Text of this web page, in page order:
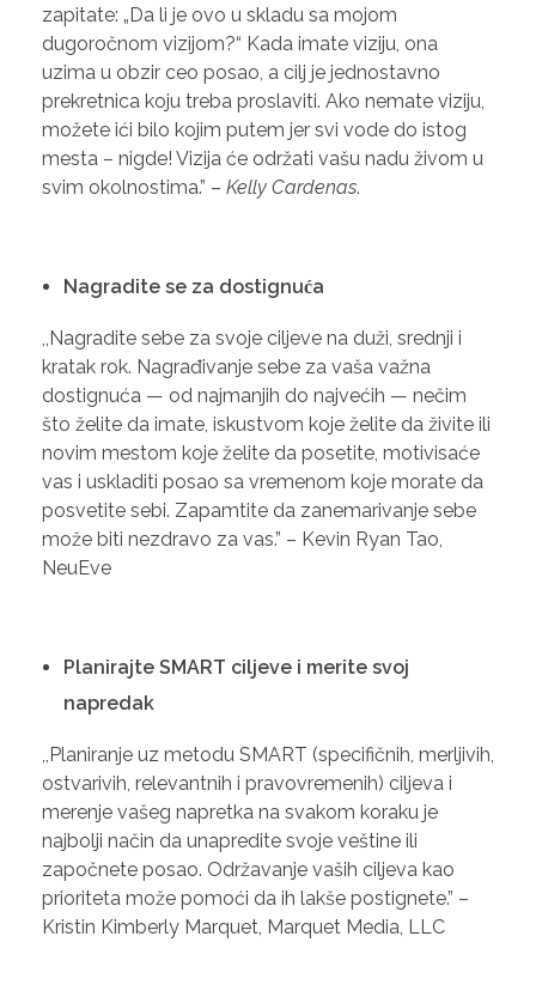
zapitate: „Da li je ovo u skladu sa mojom
dugoročnom vizijom?“ Kada imate viziju, ona
uzima u obzir ceo posao, a cilj je jednostavno
prekretnica koju treba proslaviti. Ako nemate viziju,
možete ići bilo kojim putem jer svi vode do istog
mesta – nigde! Vizija će održati vašu nadu živom u
svim okolnostima.” – Kelly Cardenas.
Nagradite se za dostignuća
,,Nagradite sebe za svoje ciljeve na duži, srednji i
kratak rok. Nagrađivanje sebe za vaša važna
dostignuća — od najmanjih do najvećih — nečim
što želite da imate, iskustvom koje želite da živite ili
novim mestom koje želite da posetite, motivisaće
vas i uskladiti posao sa vremenom koje morate da
posvetite sebi. Zapamtite da zanemarivanje sebe
može biti nezdravo za vas.” – Kevin Ryan Tao,
NeuEve
Planirajte SMART ciljeve i merite svoj
napredak
,,Planiranje uz metodu SMART (specifičnih, merljivih,
ostvarivih, relevantnih i pravovremenih) ciljeva i
merenje vašeg napretka na svakom koraku je
najbolji način da unapredite svoje veštine ili
započnete posao. Održavanje vaših ciljeva kao
prioriteta može pomoći da ih lakše postignete.” –
Kristin Kimberly Marquet, Marquet Media, LLC